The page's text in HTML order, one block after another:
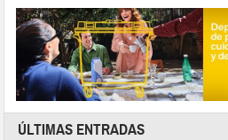
ÚLTIMAS ENTRADAS